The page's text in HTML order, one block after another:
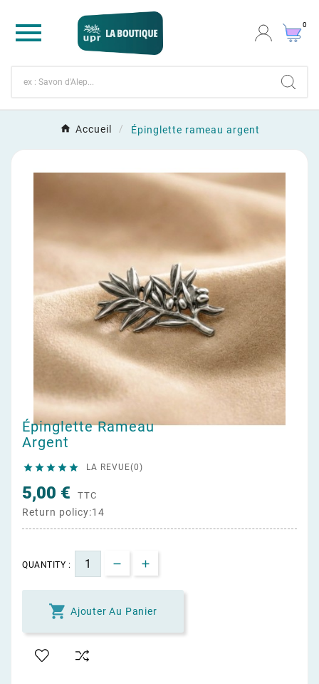
 0
Accueil Épinglette rameau argent
Épinglette Rameau
Argent
     LA REVUE(0)
5,00 € TTC
Return policy:14
QUANTITY :
 Ajouter Au Panier